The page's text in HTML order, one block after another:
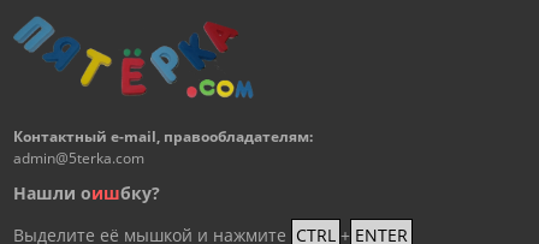
Контактный e-mail, правообладателям:
admin@5terka.com
Нашли оишбку?
Выделите её мышкой и нажмите CTRL + ENTER